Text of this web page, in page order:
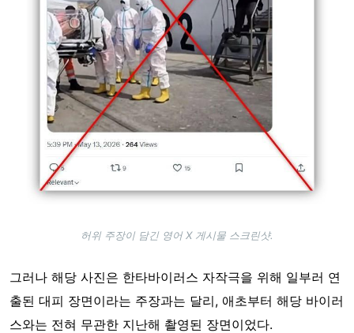
허위 주장이 담긴 영어 X 게시물 스크린샷.
그러나 해당 사진은 한타바이러스 자작극을 위해 일부러 연
출된 대피 장면이라는 주장과는 달리, 애초부터 해당 바이러
스와는 전혀 무관한 지난해 촬영된 장면이었다.